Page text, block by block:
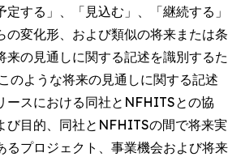
定する」、「見込む」、「継続する」
の変化形、および類似の将来または条
来の見通しに関する記述を識別するた
のような将来の見通しに関する記述
ースにおける同社とNFHITSとの協
び目的、同社とNFHITSの間で将来実
るプロジェクト、事業機会および将来